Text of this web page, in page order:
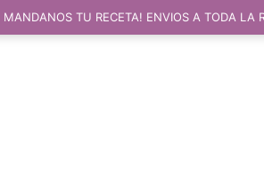
TU RECETA! ENVIOS A TODA LA